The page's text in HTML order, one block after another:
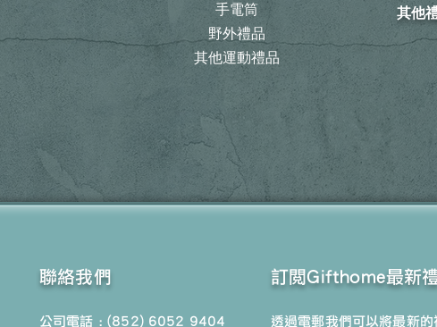
手電筒
野外禮品
其他運動禮品
其他
聯絡我們
公司電話 : (852) 6052 9404
訂閱Gifthome最新
透過電郵我們可以將最新的